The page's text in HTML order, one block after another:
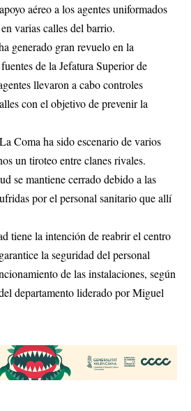
aéreo a los agentes uniformados
varias calles del barrio.
generado gran revuelo en la
de la Jefatura Superior de
llevaron a cabo controles
con el objetivo de prevenir la
Coma ha sido escenario de varios
un tiroteo entre clanes rivales.
se mantiene cerrado debido a las
por el personal sanitario que allí
tiene la intención de reabrir el centro
la seguridad del personal
de las instalaciones, según
departamento liderado por Miguel